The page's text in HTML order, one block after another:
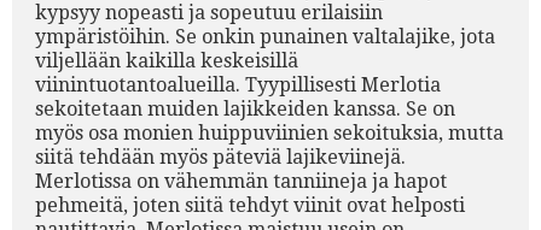
kypsyy nopeasti ja sopeutuu erilaisiin
ympäristöihin. Se onkin punainen valtalajike, jota
viljellään kaikilla keskeisillä
viinintuotantoalueilla. Tyypillisesti Merlotia
sekoitetaan muiden lajikkeiden kanssa. Se on
myös osa monien huippuviinien sekoituksia, mutta
siitä tehdään myös päteviä lajikeviinejä.
Merlotissa on vähemmän tanniineja ja hapot
pehmeitä, joten siitä tehdyt viinit ovat helposti